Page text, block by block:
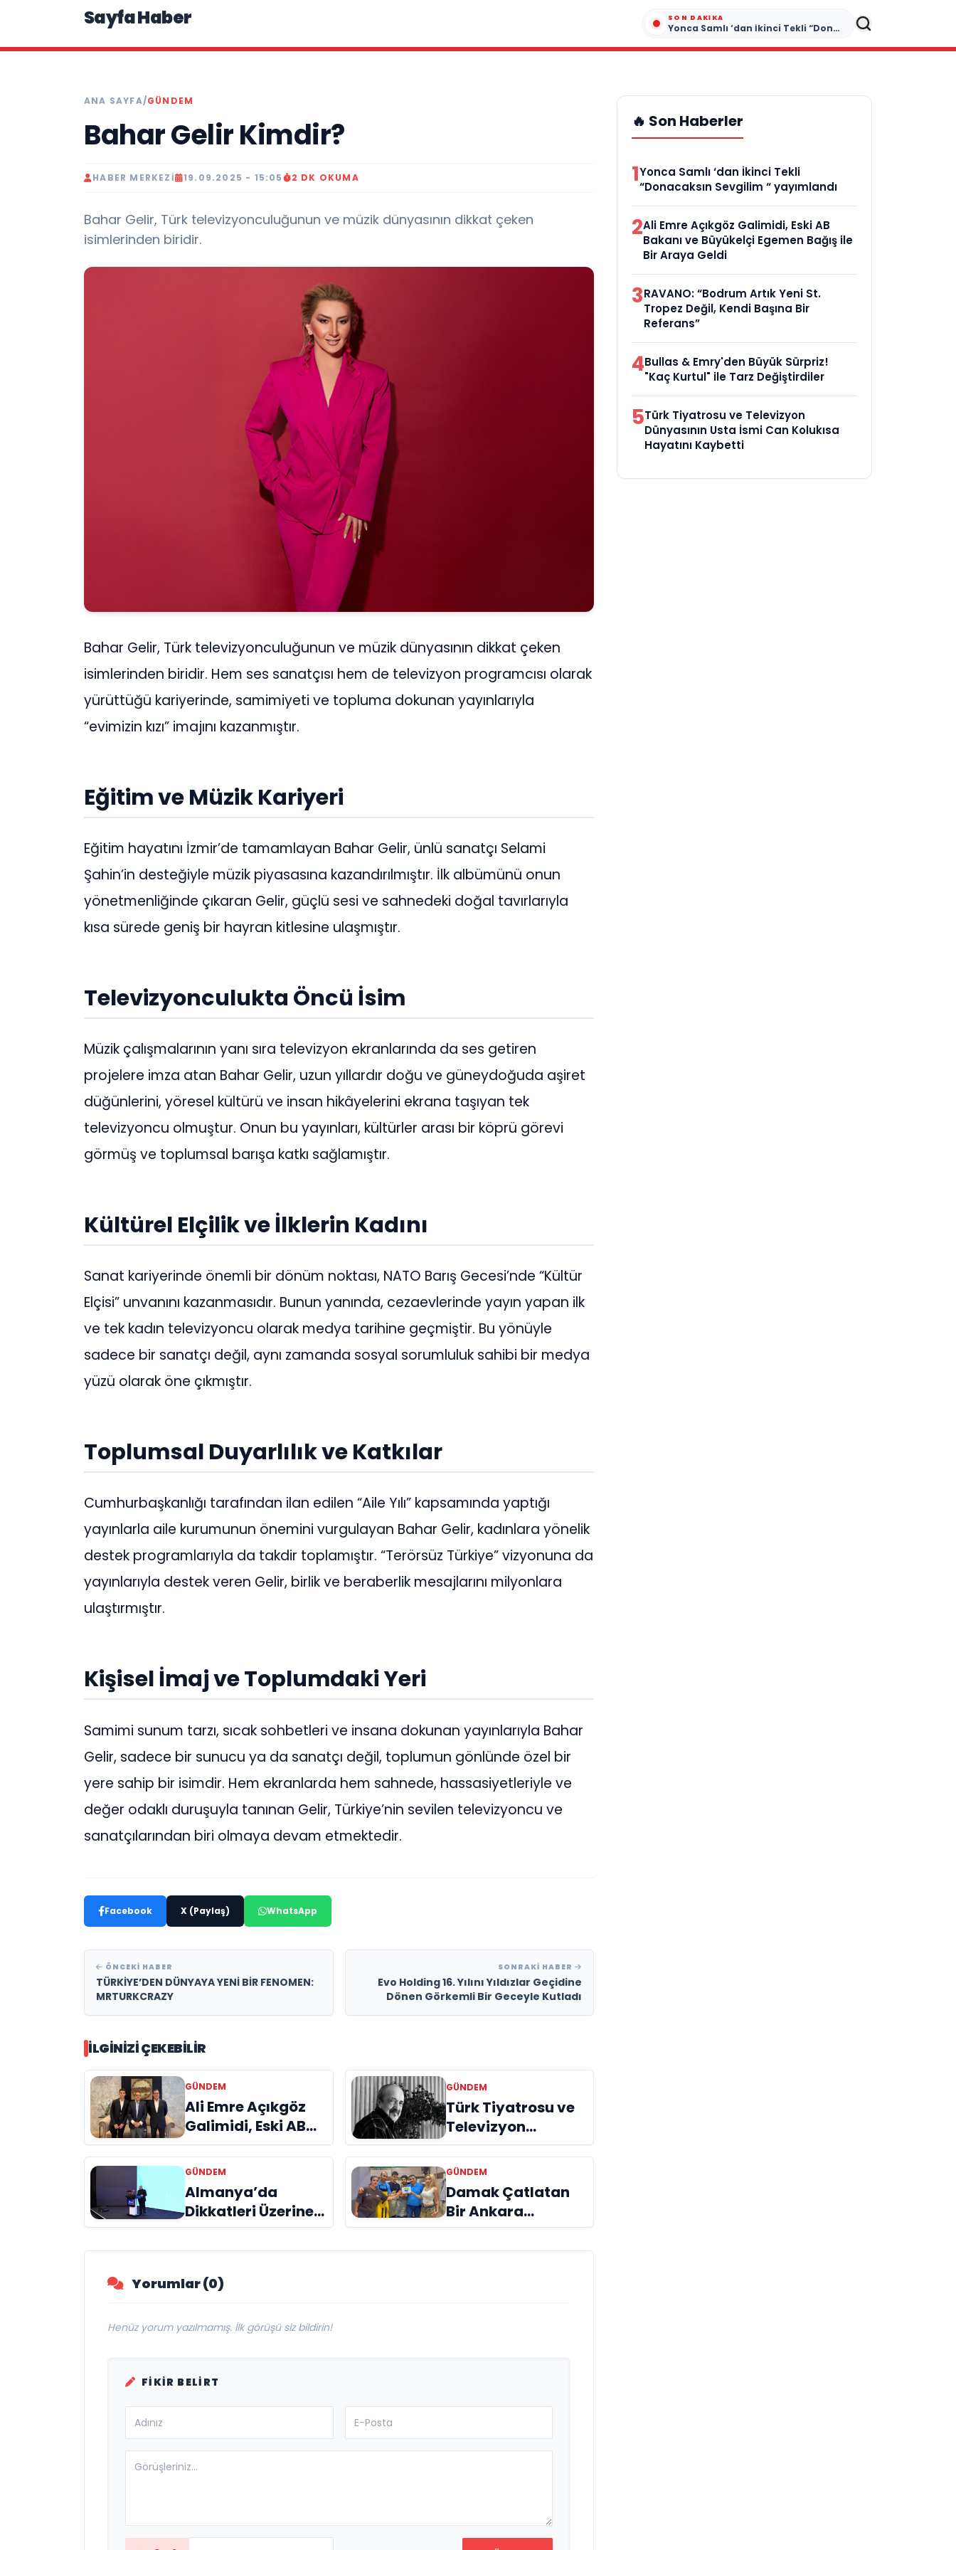
Sayfa Haber SON DAKIKA
Yonca Samlı ‘dan İkinci Tekli “Donacaksın Sevgilim “ yayımlandı
ANA SAYFA/GÜNDEM
Bahar Gelir Kimdir?
HABER MERKEZI 19.09.2025 - 15:05 2 DK OKUMA
Bahar Gelir, Türk televizyonculuğunun ve müzik dünyasının dikkat çeken
isimlerinden biridir.
Bahar Gelir, Türk televizyonculuğunun ve müzik dünyasının dikkat çeken
isimlerinden biridir. Hem ses sanatçısı hem de televizyon programcısı olarak
yürüttüğü kariyerinde, samimiyeti ve topluma dokunan yayınlarıyla
“evimizin kızı” imajını kazanmıştır.
Eğitim ve Müzik Kariyeri
Eğitim hayatını İzmir’de tamamlayan Bahar Gelir, ünlü sanatçı Selami
Şahin’in desteğiyle müzik piyasasına kazandırılmıştır. İlk albümünü onun
yönetmenliğinde çıkaran Gelir, güçlü sesi ve sahnedeki doğal tavırlarıyla
kısa sürede geniş bir hayran kitlesine ulaşmıştır.
Televizyonculukta Öncü İsim
Müzik çalışmalarının yanı sıra televizyon ekranlarında da ses getiren
projelere imza atan Bahar Gelir, uzun yıllardır doğu ve güneydoğuda aşiret
düğünlerini, yöresel kültürü ve insan hikâyelerini ekrana taşıyan tek
televizyoncu olmuştur. Onun bu yayınları, kültürler arası bir köprü görevi
görmüş ve toplumsal barışa katkı sağlamıştır.
Kültürel Elçilik ve İlklerin Kadını
Sanat kariyerinde önemli bir dönüm noktası, NATO Barış Gecesi’nde “Kültür
Elçisi” unvanını kazanmasıdır. Bunun yanında, cezaevlerinde yayın yapan ilk
ve tek kadın televizyoncu olarak medya tarihine geçmiştir. Bu yönüyle
sadece bir sanatçı değil, aynı zamanda sosyal sorumluluk sahibi bir medya
yüzü olarak öne çıkmıştır.
Toplumsal Duyarlılık ve Katkılar
Cumhurbaşkanlığı tarafından ilan edilen “Aile Yılı” kapsamında yaptığı
yayınlarla aile kurumunun önemini vurgulayan Bahar Gelir, kadınlara yönelik
destek programlarıyla da takdir toplamıştır. “Terörsüz Türkiye” vizyonuna da
yayınlarıyla destek veren Gelir, birlik ve beraberlik mesajlarını milyonlara
ulaştırmıştır.
Kişisel İmaj ve Toplumdaki Yeri
Samimi sunum tarzı, sıcak sohbetleri ve insana dokunan yayınlarıyla Bahar
Gelir, sadece bir sunucu ya da sanatçı değil, toplumun gönlünde özel bir
yere sahip bir isimdir. Hem ekranlarda hem sahnede, hassasiyetleriyle ve
değer odaklı duruşuyla tanınan Gelir, Türkiye’nin sevilen televizyoncu ve
sanatçılarından biri olmaya devam etmektedir.
Facebook X (Paylaş) WhatsApp
ÖNCEKI HABER
TÜRKİYE’DEN DÜNYAYA YENİ BİR FENOMEN:
MRTURKCRAZY
SONRAKI HABER
Evo Holding 16. Yılını Yıldızlar Geçidine
Dönen Görkemli Bir Geceyle Kutladı
İLGINIZI ÇEKEBILIR
GÜNDEM
Ali Emre Açıkgöz
Galimidi, Eski AB
Bakanı ve
Büyükelçi Egemen
Bağış ile Bir Araya
Geldi
GÜNDEM
Türk Tiyatrosu ve
Televizyon
Dünyasının Usta
İsmi Can Kolukısa
Hayatını Kaybetti
GÜNDEM
Almanya’da
Dikkatleri Üzerine
Çeken Türk
Firması: Taşyapı
GÜNDEM
Damak Çatlatan
Bir Ankara
Hikâyesi
Aydınlıkevler’in
Yorumlar (0)
Henüz yorum yazılmamış. İlk görüşü siz bildirin!
FIKIR BELIRT
🔥 Son Haberler
1Yonca Samlı ‘dan İkinci Tekli
“Donacaksın Sevgilim “ yayımlandı
2Ali Emre Açıkgöz Galimidi, Eski AB
Bakanı ve Büyükelçi Egemen Bağış ile
Bir Araya Geldi
3RAVANO: “Bodrum Artık Yeni St.
Tropez Değil, Kendi Başına Bir
Referans”
4Bullas & Emry'den Büyük Sürpriz!
"Kaç Kurtul" ile Tarz Değiştirdiler
5Türk Tiyatrosu ve Televizyon
Dünyasının Usta İsmi Can Kolukısa
Hayatını Kaybetti